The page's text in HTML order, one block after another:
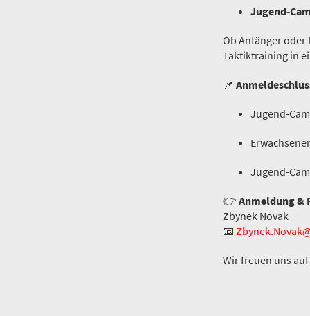
Jugend-
Ob Anfänger oder
Taktiktraining in
📌
Jugend-
Jugend-
👉 Anmeldung &
Zbynek Novak
📧
Wir freuen uns